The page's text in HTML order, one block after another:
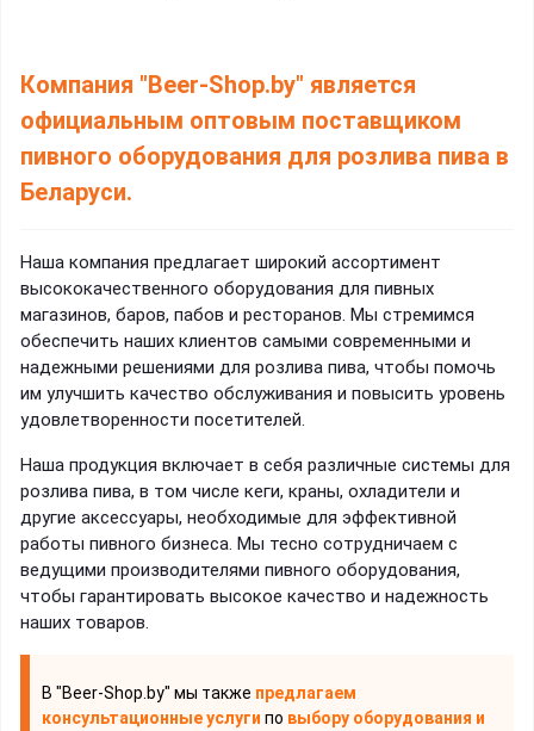
Компания "Beer-Shop.by" является
официальным оптовым поставщиком
пивного оборудования для розлива пива в
Беларуси.
Наша компания предлагает широкий ассортимент
высококачественного оборудования для пивных
магазинов, баров, пабов и ресторанов. Мы стремимся
обеспечить наших клиентов самыми современными и
надежными решениями для розлива пива, чтобы помочь
им улучшить качество обслуживания и повысить уровень
удовлетворенности посетителей.
Наша продукция включает в себя различные системы для
розлива пива, в том числе кеги, краны, охладители и
другие аксессуары, необходимые для эффективной
работы пивного бизнеса. Мы тесно сотрудничаем с
ведущими производителями пивного оборудования,
чтобы гарантировать высокое качество и надежность
наших товаров.
В "Beer-Shop.by" мы также предлагаем
консультационные услуги по выбору оборудования и